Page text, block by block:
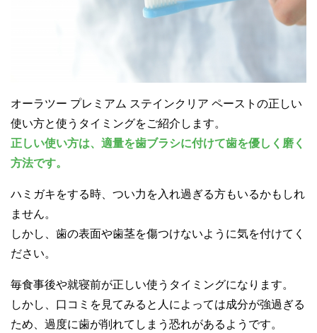
オーラツー プレミアム ステインクリア ペーストの正しい
使い方と使うタイミングをご紹介します。
正しい使い方は、適量を歯ブラシに付けて歯を優しく磨く
方法です。
ハミガキをする時、つい力を入れ過ぎる方もいるかもしれ
ません。
しかし、歯の表面や歯茎を傷つけないように気を付けてく
ださい。
毎食事後や就寝前が正しい使うタイミングになります。
しかし、口コミを見てみると人によっては成分が強過ぎる
ため、過度に歯が削れてしまう恐れがあるようです。